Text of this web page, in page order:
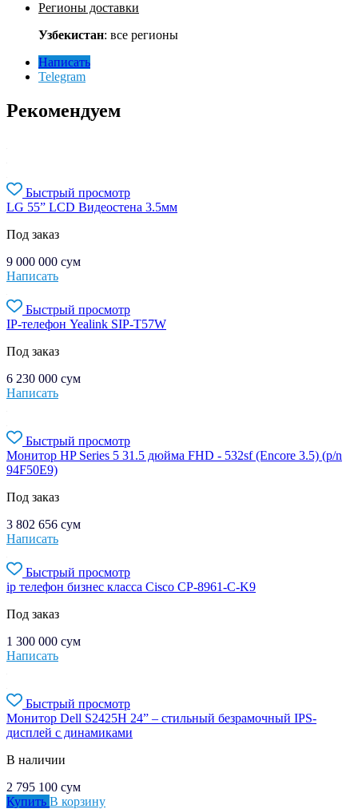
Регионы доставки
Узбекистан: все регионы
Написать
Telegram
Рекомендуем
Быстрый просмотр
LG 55” LCD Видеостена 3.5мм
Под заказ
9 000 000 сум
Написать
Быстрый просмотр
IP-телефон Yealink SIP-T57W
Под заказ
6 230 000 сум
Написать
Быстрый просмотр
Монитор HP Series 5 31.5 дюйма FHD - 532sf (Encore 3.5) (p/n
94F50E9)
Под заказ
3 802 656 сум
Написать
Быстрый просмотр
ip телефон бизнес класса Cisco CP-8961-C-K9
Под заказ
1 300 000 сум
Написать
Быстрый просмотр
Монитор Dell S2425H 24” – стильный безрамочный IPS-
дисплей с динамиками
В наличии
2 795 100 сум
Купить В корзину